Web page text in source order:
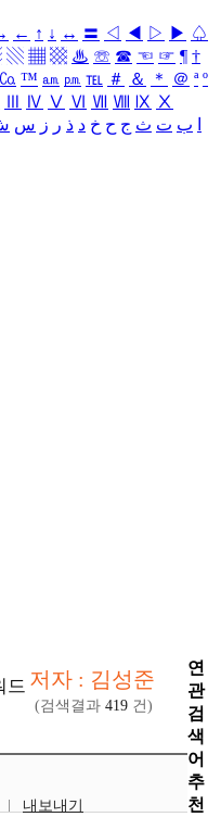
← ↑ ↓ ↔ 〓 ◁ ◀ ▷ ▶ ♤
▧ ▦ ▩ ♨ ☏ ☎ ☜ ☞ ¶ †
㏇ ™ ㏂ ㏘ ℡ ＃ ＆ ＊ ＠ ª º
Ⅳ Ⅴ Ⅵ Ⅶ Ⅷ Ⅸ Ⅹ
ب ت ث ج ح خ د ذ ر ز س
드 저자 : 김성준
(검색결과 419 건)
내보내기
연
관
검
색
어
추
천